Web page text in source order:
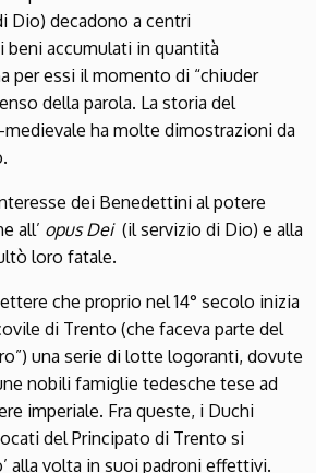
Dio) decadono a centri
beni accumulati in quantità
per essi il momento di “chiuder
della parola. La storia del
ha molte dimostrazioni da
dei Benedettini al potere
all’ opus Dei(il servizio di Dio) e alla
loro fatale.
che proprio nel 14° secolo inizia
di Trento (che faceva parte del
una serie di lotte logoranti, dovute
nobili famiglie tedesche tese ad
imperiale. Fra queste, i Duchi
del Principato di Trento si
alla volta in suoi padroni effettivi.